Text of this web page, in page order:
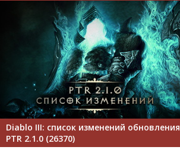
Diablo III: список изменений обновления
PTR 2.1.0 (26370)